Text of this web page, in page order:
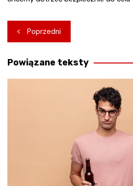
Nawigacja
wpisu
Poprzedni
Powiązane teksty